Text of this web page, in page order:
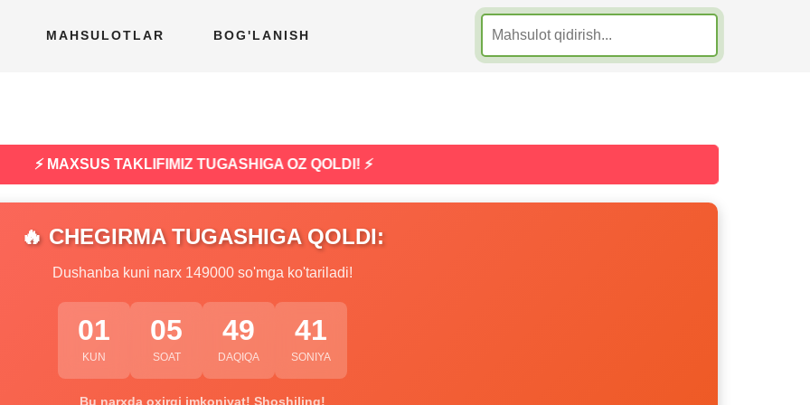
MAHSULOTLAR BOG'LANISH
⚡ MAXSUS TAKLIFIMIZ TUGASHIGA OZ QOLDI! ⚡
🔥 CHEGIRMA TUGASHIGA QOLDI:
Dushanba kuni narx 149000 so'mga ko'tariladi!
01
KUN
05
SOAT
49
DAQIQA
40
SONIYA
Bu narxda oxirgi imkoniyat! Shoshiling!